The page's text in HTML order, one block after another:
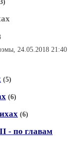
24.05.2018 21:40
(5)
(6)
(6)
- по главам